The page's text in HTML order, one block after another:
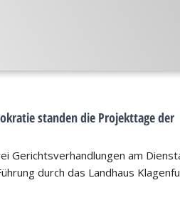
standen die Projekttage der
Gerichtsverhandlungen am
durch das Landhaus